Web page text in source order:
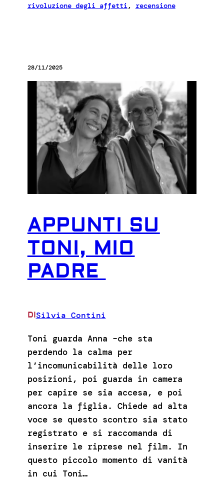
rivoluzione degli affetti, recensione
28/11/2025
APPUNTI SU
TONI, MIO
PADRE
DISilvia Contini
Toni guarda Anna –che sta
perdendo la calma per
l’incomunicabilità delle loro
posizioni, poi guarda in camera
per capire se sia accesa, e poi
ancora la figlia. Chiede ad alta
voce se questo scontro sia stato
registrato e si raccomanda di
inserire le riprese nel film. In
questo piccolo momento di vanità
in cui Toni…